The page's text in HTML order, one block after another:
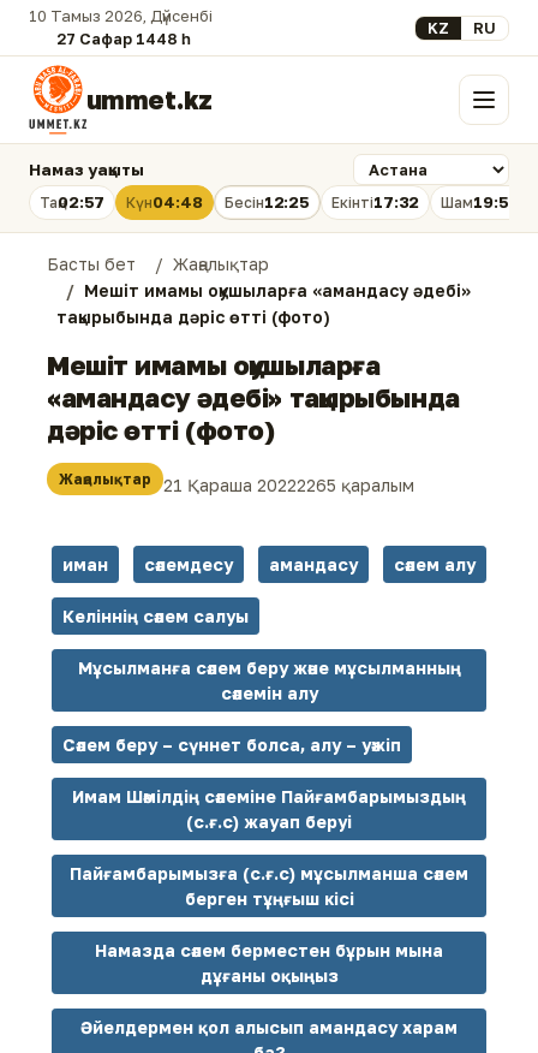
10 Тамыз 2026, Дүйсенбі
27 Сафар 1448 һ.
Select your
KZ RU
ummet.kz Мәзір
Намаз уақыты
Таң02:57 Күн04:48 Бесін12:25 Екінті17:32 Шам19:51
Басты бет
Жаңалықтар
Мешіт имамы оқушыларға «амандасу әдебі»
тақырыбында дәріс өтті (фото)
Мешіт имамы оқушыларға
«амандасу әдебі» тақырыбында
дәріс өтті (фото)
Жаңалықтар 21 Қараша 20222265 қаралым
иман сәлемдесу амандасу сәлем алу
Келіннің сәлем салуы
Мұсылманға сәлем беру және мұсылманның
сәлемін алу
Сәлем беру – сүннет болса, алу – уәжіп
Имам Шәмілдің сәлеміне Пайғамбарымыздың
(с.ғ.с) жауап беруі
Пайғамбарымызға (с.ғ.с) мұсылманша сәлем
берген тұңғыш кісі
Намазда сәлем берместен бұрын мына
дұғаны оқыңыз
Әйелдермен қол алысып амандасу харам